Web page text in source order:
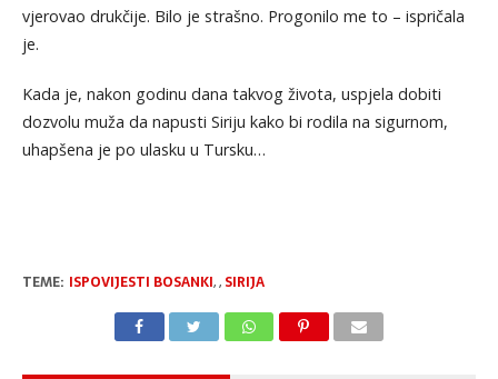
vjerovao drukčije. Bilo je strašno. Progonilo me to – ispričala
je.
Kada je, nakon godinu dana takvog života, uspjela dobiti
dozvolu muža da napusti Siriju kako bi rodila na sigurnom,
uhapšena je po ulasku u Tursku…
TEME: ISPOVIJESTI BOSANKI,, SIRIJA